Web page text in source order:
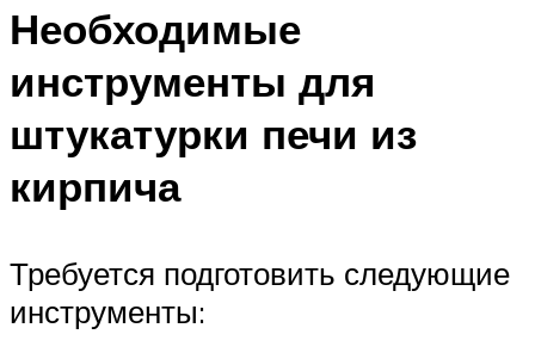
Необходимые
инструменты для
штукатурки печи из
кирпича
Требуется подготовить следующие
инструменты: